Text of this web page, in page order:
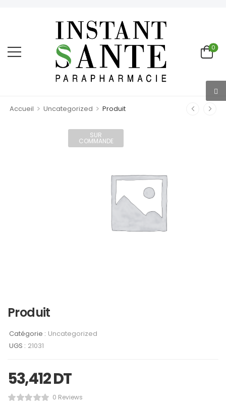
0
Accueil > Uncategorized > Produit
SUR
COMMANDE
Produit
Catégorie : Uncategorized
UGS : 21031
53,412DT
0 Reviews